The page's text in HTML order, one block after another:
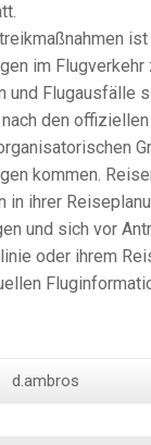
im Flugverkehr
und Flugausfälle
nach den
kommen.
in ihrer
und sich vor
oder ihrem
d.ambros